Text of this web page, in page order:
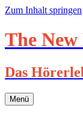
Zum Inhalt springen
The
Das
Menü